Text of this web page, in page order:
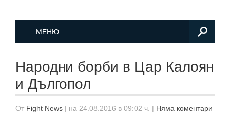
МЕНЮ
Народни борби в Цар Калоян
и Дългопол
От Fight News | на 24.08.2016 в 09:02 ч. | Няма коментари